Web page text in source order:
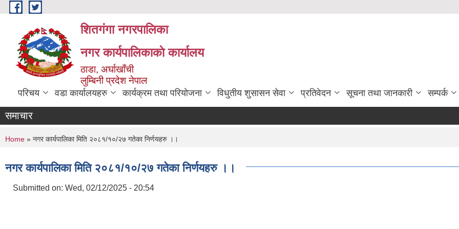
Skip to main content
शितगंगा नगरपालिका
नगर कार्यपालिकाकाे कार्यालय
ठाडा, अर्घाखाँची
लुम्बिनी प्रदेश नेपाल
परिचय वडा कार्यालयहरु कार्यक्रम तथा परियोजना विधुतीय शुसासन सेवा प्रतिवेदन सूचना तथा जानकारी सम्पर्क
समाचार
You are here
Home » नगर कार्यपालिका मिति २०८१/१०/२७ गतेका निर्णयहरु ।।
नगर कार्यपालिका मिति २०८१/१०/२७ गतेका निर्णयहरु ।।
Submitted on: Wed, 02/12/2025 - 20:54